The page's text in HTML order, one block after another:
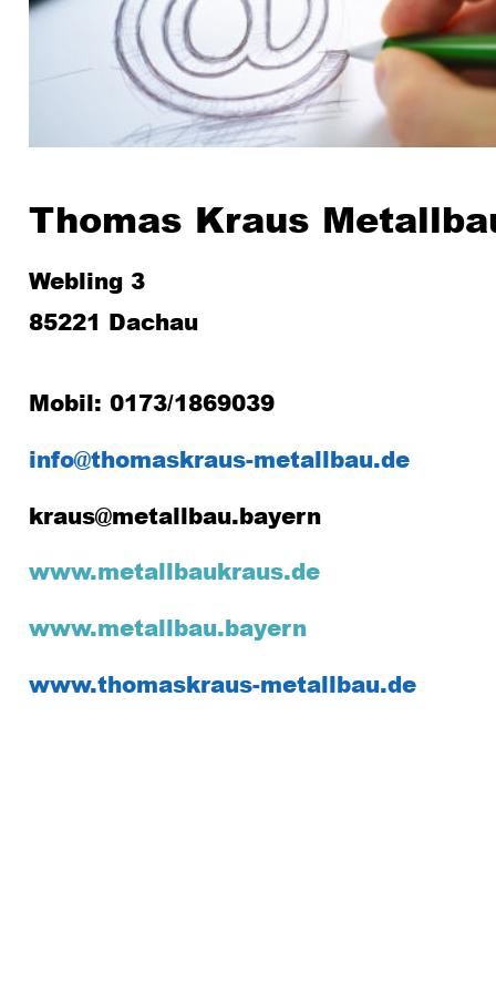
Thomas Kraus
Webling 3
85221 Dachau
Mobil: 0173/1869039
info@thomaskraus-metallbau.de
kraus@metallbau.bayern
www.metallbaukraus.de
www.metallbau.bayern
www.thomaskraus-metallbau.de